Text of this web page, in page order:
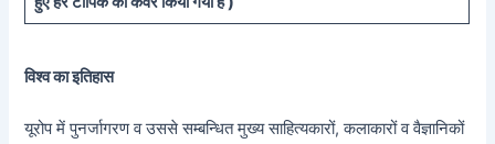
विश्व का इतिहास
यूरोप में पुनर्जागरण व उससे सम्बन्धित मुख्य साहित्यकारों, कलाकारों व वैज्ञानिकों